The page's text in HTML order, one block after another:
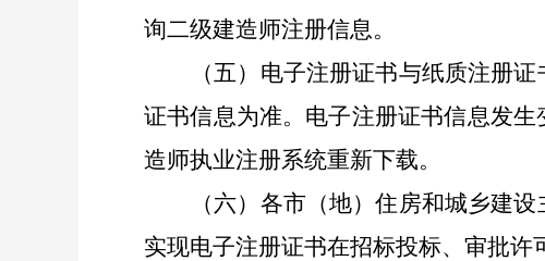
询二级建造师注册信息。
（五） 电子注册证书与纸质注册证
证书信息为准。 电子注册证书信息发生
造师执业注册系统重新下载。
（六） 各市（地）住房和城乡建
实现电子注册证书在招标投标、审批许